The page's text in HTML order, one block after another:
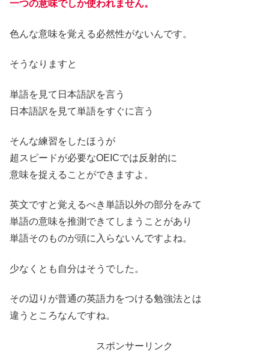
一つの意味でしか使われません。
色んな意味を覚える必然性がないんです。
そうなりますと
単語を見て日本語訳を言う
日本語訳を見て単語をすぐに言う
そんな練習をしたほうが
超スピードが必要なOEICでは反射的に
意味を捉えることができますよ。
英文ですと覚えるべき単語以外の部分をみて
単語の意味を推測できてしまうことがあり
単語そのものが頭に入らないんですよね。
少なくとも自分はそうでした。
その辺りが普通の英語力をつける勉強法とは
違うところなんですね。
スポンサーリンク